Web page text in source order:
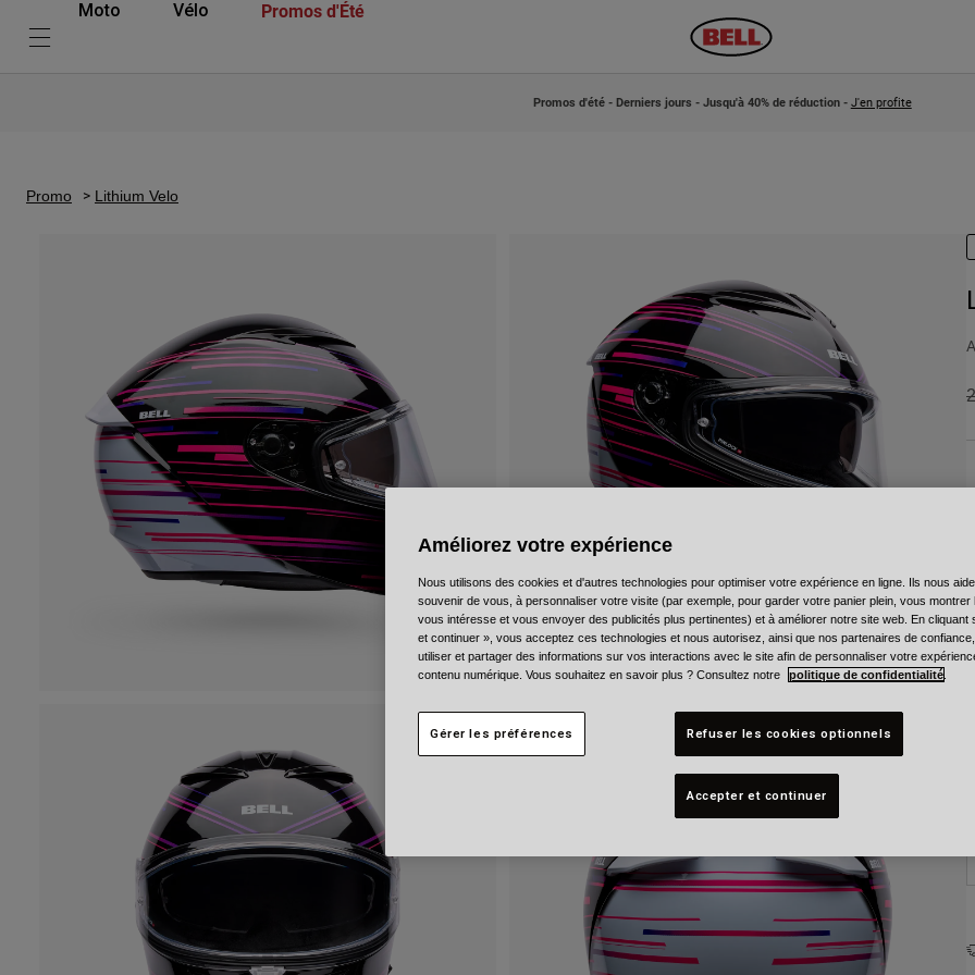
Moto Vélo Promos d'Été
Promos d'été - Derniers jours - Jusqu'à 40% de réduction - J'en profite
Promo Lithium Velo
Améliorez votre expérience
Nous utilisons des cookies et d'autres technologies pour optimiser votre expérience en ligne. Ils nous
souvenir de vous, à personnaliser votre visite (par exemple, pour garder votre panier plein, vous montrer
vous intéresse et vous envoyer des publicités plus pertinentes) et à améliorer notre site web. En cliquant
et continuer », vous acceptez ces technologies et nous autorisez, ainsi que nos partenaires de confiance,
utiliser et partager des informations sur vos interactions avec le site afin de personnaliser votre
contenu numérique. Vous souhaitez en savoir plus ? Consultez notre
politique de confidentialité
Gérer les préférences Refuser les cookies optionnels
Accepter et continuer